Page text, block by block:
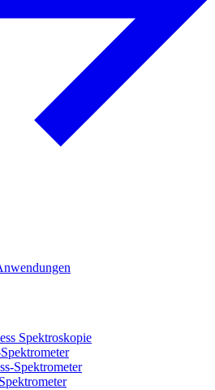
Spektroskopie
Spektrometer